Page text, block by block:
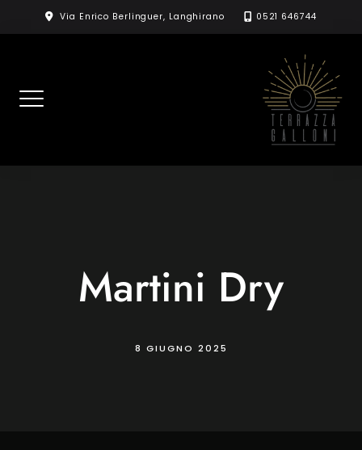
to
Via Enrico Berlinguer, Langhirano 0521 646744
Martini Dry
8 GIUGNO 2025